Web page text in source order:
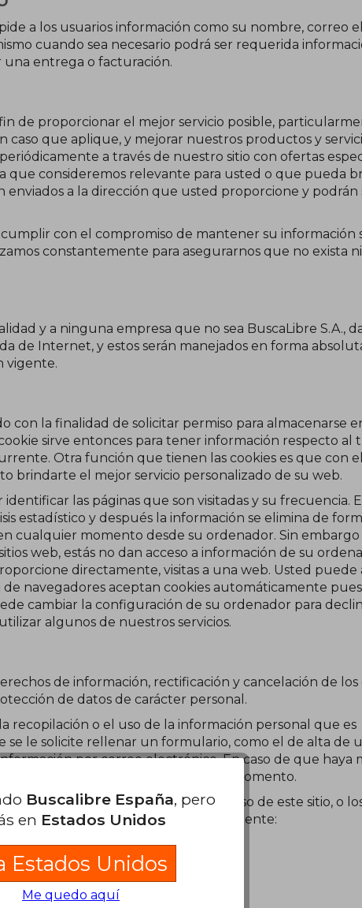
a los usuarios información como su nombre, correo
cuando sea necesario podrá ser requerida
una entrega o facturación.
de proporcionar el mejor servicio posible,
que aplique, y mejorar nuestros productos y
a través de nuestro sitio con ofertas
que consideremos relevante para usted o que pueda
enviados a la dirección que usted proporcione y podrán
con el compromiso de mantener su información
constantemente para asegurarnos que no exista
y a ninguna empresa que no sea BuscaLibre S.A.,
de Internet, y estos serán manejados en forma
vigente.
con la finalidad de solicitar permiso para almacenarse
sirve entonces para tener información respecto al
Otra función que tienen las cookies es que con
el mejor servicio personalizado de su web.
las páginas que son visitadas y su frecuencia.
estadístico y después la información se elimina de
cualquier momento desde su ordenador. Sin embargo
web, estás no dan acceso a información de su
directamente, visitas a una web. Usted puede
navegadores aceptan cookies automáticamente pues
cambiar la configuración de su ordenador para
algunos de nuestros servicios.
de información, rectificación y cancelación de los
de datos de carácter personal.
o el uso de la información personal que es
se le solicite rellenar un formulario, como el de alta de
por correo electrónico. En caso de que haya
puede cancelarla en cualquier momento.
o reclamo a propósito del uso de este sitio, o
los distintos canales de Servicio al Cliente:
twitter.com/buscalibre
Buscalibre España, pero
en Estados Unidos
Estados Unidos
Me quedo aquí